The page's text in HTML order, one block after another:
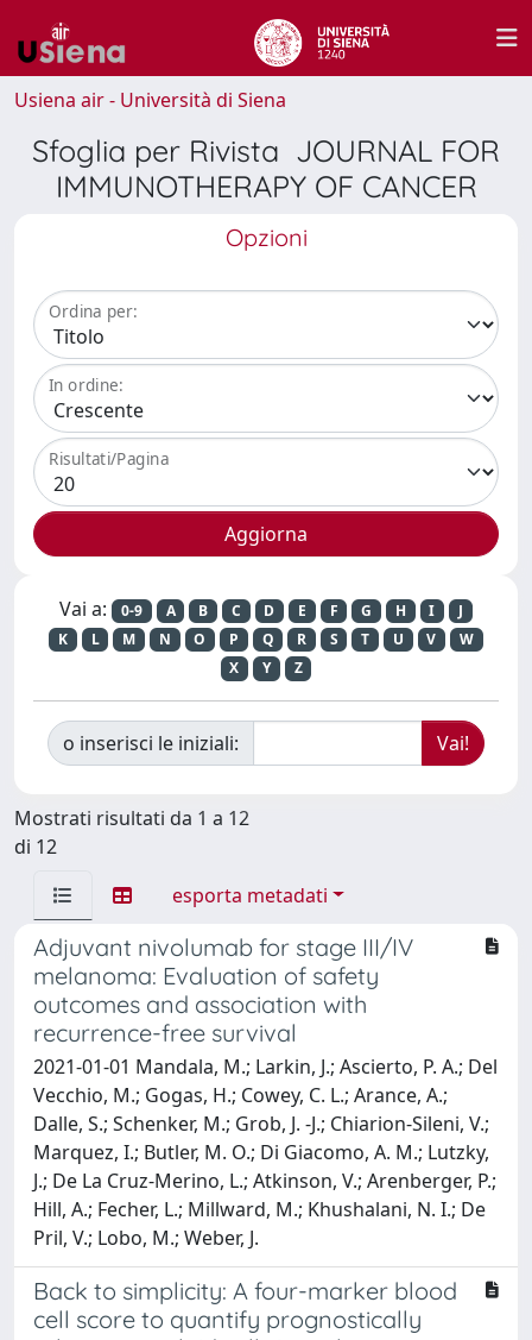
Usiena air - Università di Siena
Sfoglia per Rivista JOURNAL FOR
IMMUNOTHERAPY OF CANCER
Opzioni
Ordina per:
In ordine:
Risultati/Pagina
Vai a: 0-9 A B C D E F G H I
J
K
L M N O P Q R S T U V
W
X
Y Z
o inserisci le iniziali:
Mostrati risultati da 1 a 12
di 12
esporta metadati
Adjuvant nivolumab for stage III/IV
melanoma: Evaluation of safety
outcomes and association with
recurrence-free survival
2021-01-01 Mandala, M.; Larkin, J.; Ascierto, P. A.; Del
Vecchio, M.; Gogas, H.; Cowey, C. L.; Arance, A.;
Dalle, S.; Schenker, M.; Grob, J. -J.; Chiarion-Sileni, V.;
Marquez, I.; Butler, M. O.; Di Giacomo, A. M.; Lutzky,
J.; De La Cruz-Merino, L.; Atkinson, V.; Arenberger, P.;
Hill, A.; Fecher, L.; Millward, M.; Khushalani, N. I.; De
Pril, V.; Lobo, M.; Weber, J.
Back to simplicity: A four-marker blood
cell score to quantify prognostically